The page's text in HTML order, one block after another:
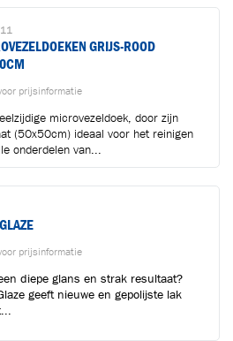
GRIJS-ROOD
prijsinformatie
microvezeldoek, door zijn
(50x50cm) ideaal voor het reinigen
onderdelen van...
prijsinformatie
diepe glans en strak resultaat?
geeft nieuwe en gepolijste lak